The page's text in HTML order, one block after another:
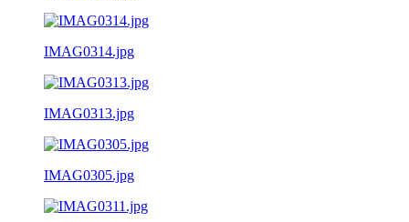
IMAG0314.jpg
IMAG0313.jpg
IMAG0305.jpg